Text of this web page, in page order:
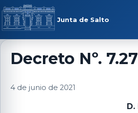
Saltar al contenido
Junta de Salto
menú
Decreto Nº.
4 de junio de 2021
D.